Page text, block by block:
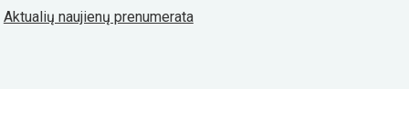
Aktualių naujienų prenumerata